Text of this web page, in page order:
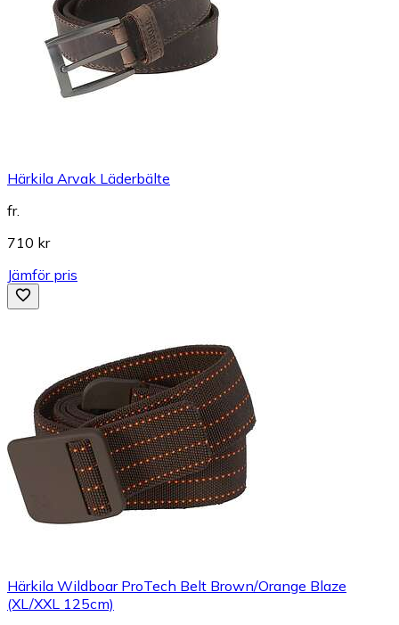
Härkila Arvak Läderbälte
fr.
710 kr
Jämför pris
Härkila Wildboar ProTech Belt Brown/Orange Blaze
(XL/XXL 125cm)